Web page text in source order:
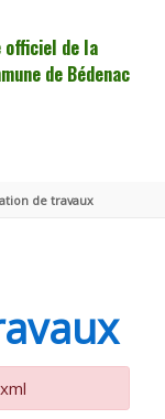
officiel de la
de Bédenac
de travaux